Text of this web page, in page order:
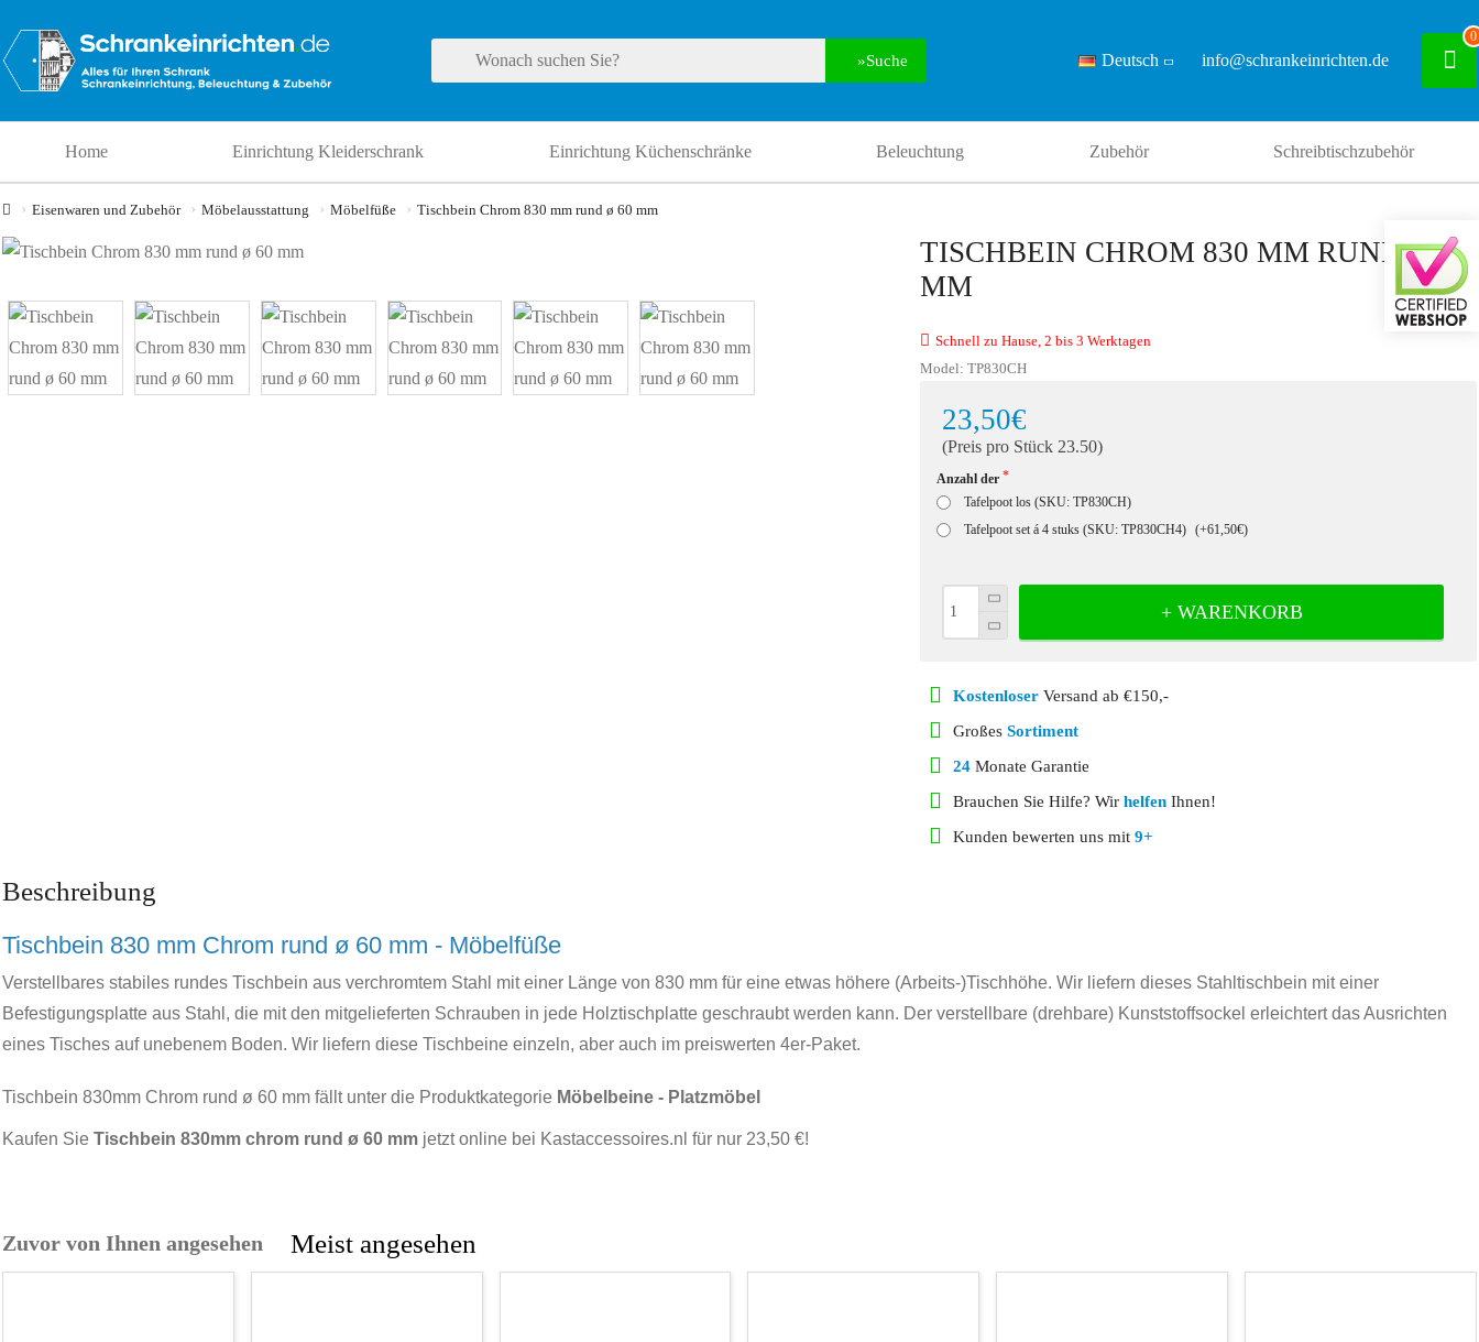
Suche Deutsch info@schrankeinrichten.de
0
Home Einrichtung Kleiderschrank Einrichtung Küchenschränke Beleuchtung Zubehör Schreibtischzubehör
Eisenwaren und Zubehör Möbelausstattung Möbelfüße Tischbein Chrom 830 mm rund ø 60 mm
TISCHBEIN CHROM 830 MM RUND Ø 60
MM
Schnell zu Hause, 2 bis 3 Werktagen
Model: TP830CH
23,50€
(Preis pro Stück 23.50)
Anzahl der
Tafelpoot los (SKU: TP830CH)
Tafelpoot set á 4 stuks (SKU: TP830CH4) (+61,50€)
+ WARENKORB
KostenloserVersand ab €150,-
Großes Sortiment
24Monate Garantie
Brauchen Sie Hilfe? Wir helfenIhnen!
Kunden bewerten uns mit 9+
Beschreibung
Tischbein 830 mm Chrom rund ø 60 mm - Möbelfüße
Verstellbares stabiles rundes Tischbein aus verchromtem Stahl mit einer Länge von 830 mm für eine etwas höhere (Arbeits-)Tischhöhe. Wir liefern dieses Stahltischbein mit einer
Befestigungsplatte aus Stahl, die mit den mitgelieferten Schrauben in jede Holztischplatte geschraubt werden kann. Der verstellbare (drehbare) Kunststoffsockel erleichtert das Ausrichten
eines Tisches auf unebenem Boden. Wir liefern diese Tischbeine einzeln, aber auch im preiswerten 4er-Paket.
Tischbein 830mm Chrom rund ø 60 mm fällt unter die Produktkategorie Möbelbeine - Platzmöbel
Kaufen Sie Tischbein 830mm chrom rund ø 60 mm jetzt online bei Kastaccessoires.nl für nur 23,50 €!
Zuvor von Ihnen angesehen Meist angesehen